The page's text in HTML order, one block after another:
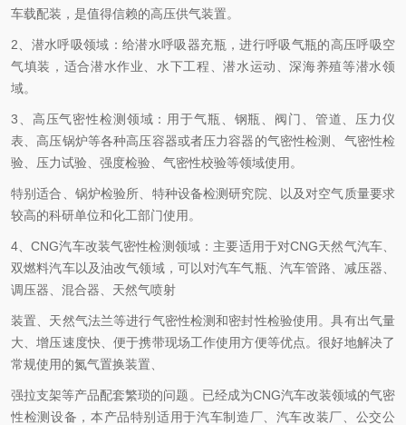
车载配装，是值得信赖的高压供气装置。
2、潜水呼吸领域：给潜水呼吸器充瓶，进行呼吸气瓶的高压呼吸空
气填装，适合潜水作业、水下工程、潜水运动、深海养殖等潜水领
域。
3、高压气密性检测领域：用于气瓶、钢瓶、阀门、管道、压力仪
表、高压锅炉等各种高压容器或者压力容器的气密性检测、气密性检
验、压力试验、强度检验、气密性校验等领域使用。
特别适合、锅炉检验所、特种设备检测研究院、以及对空气质量要求
较高的科研单位和化工部门使用。
4、CNG汽车改装气密性检测领域：主要适用于对CNG天然气汽车、
双燃料汽车以及油改气领域，可以对汽车气瓶、汽车管路、减压器、
调压器、混合器、天然气喷射
装置、天然气法兰等进行气密性检测和密封性检验使用。具有出气量
大、增压速度快、便于携带现场工作使用方便等优点。很好地解决了
常规使用的氮气置换装置、
强拉支架等产品配套繁琐的问题。已经成为CNG汽车改装领域的气密
性检测设备，本产品特别适用于汽车制造厂、汽车改装厂、公交公